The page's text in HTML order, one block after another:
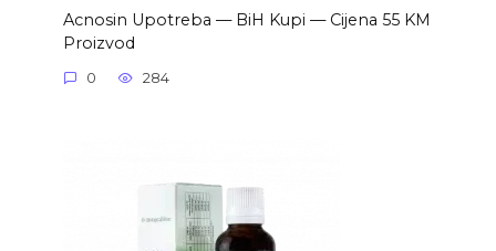
Acnosin Upotreba — BiH Kupi — Cijena 55 KM
Proizvod
0 284